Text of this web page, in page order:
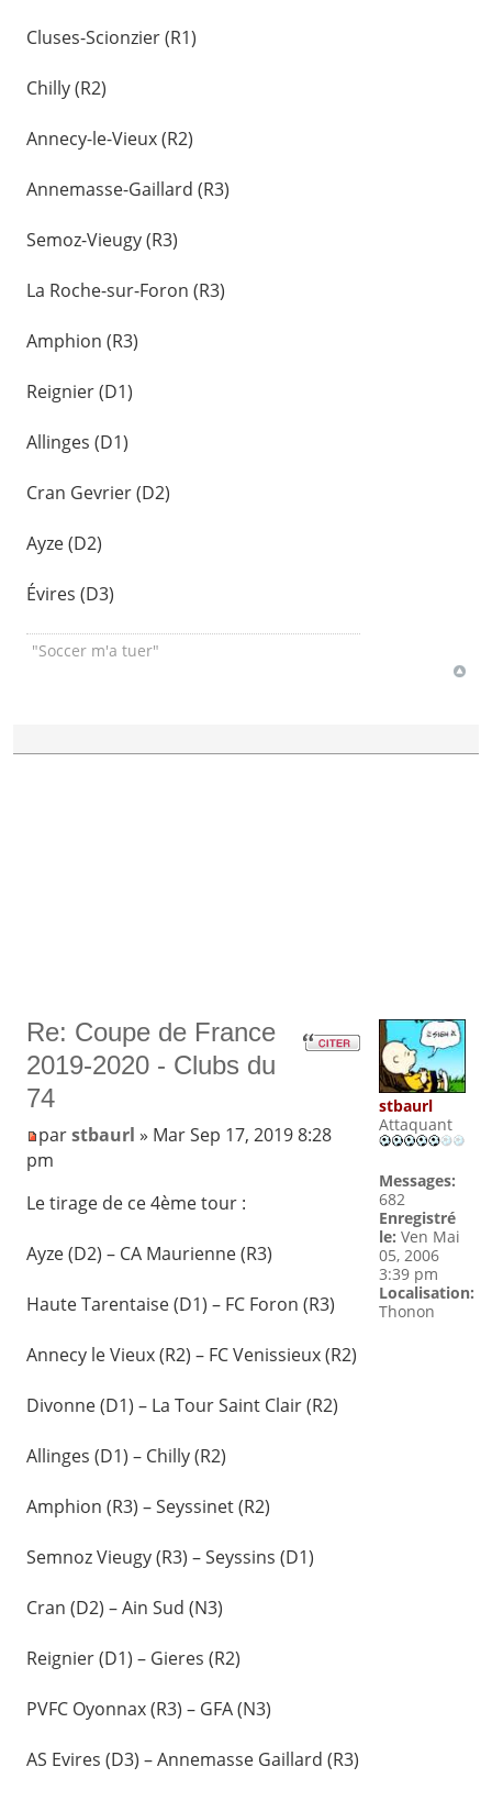
Cluses-Scionzier (R1)
Chilly (R2)
Annecy-le-Vieux (R2)
Annemasse-Gaillard (R3)
Semoz-Vieugy (R3)
La Roche-sur-Foron (R3)
Amphion (R3)
Reignier (D1)
Allinges (D1)
Cran Gevrier (D2)
Ayze (D2)
Évires (D3)
"Soccer m'a tuer"
Re: Coupe de France
2019-2020 - Clubs du
74
parstbaurl » Mar Sep 17, 2019 8:28
pm
Le tirage de ce 4ème tour :
Ayze (D2) – CA Maurienne (R3)
Haute Tarentaise (D1) – FC Foron (R3)
Annecy le Vieux (R2) – FC Venissieux (R2)
Divonne (D1) – La Tour Saint Clair (R2)
Allinges (D1) – Chilly (R2)
Amphion (R3) – Seyssinet (R2)
Semnoz Vieugy (R3) – Seyssins (D1)
Cran (D2) – Ain Sud (N3)
Reignier (D1) – Gieres (R2)
PVFC Oyonnax (R3) – GFA (N3)
AS Evires (D3) – Annemasse Gaillard (R3)
stbaurl
Attaquant
Messages:
682
Enregistré
le: Ven Mai
05, 2006
3:39 pm
Localisation:
Thonon